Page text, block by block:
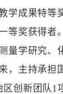
学成果特等
等奖获得者
量学研究、
，主持承担
区创新团队1